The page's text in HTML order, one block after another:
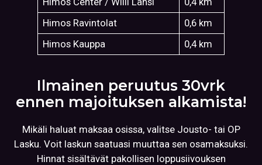
Himos Ravintolat
0,6 km
Himos Kauppa
0,4 km
Ilmainen peruutus 30vrk
ennen majoituksen alkamista!
Mikäli haluat maksaa osissa, valitse Jousto- tai OP
Lasku. Voit laskun saatuasi muuttaa sen osamaksuksi.
Hinnat sisältävät pakollisen loppusiivouksen